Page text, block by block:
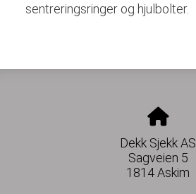
sentreringsringer og hjulbolter.
Dekk Sjekk AS
Sagveien 5
1814 Askim